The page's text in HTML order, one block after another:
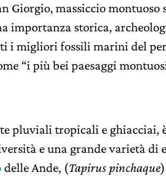
Giorgio, massiccio montuoso
importanza storica,
i migliori fossili marini del
“i più bei paesaggi
pluviali tropicali e ghiacciai,
e una grande varietà di
delle Ande, (Tapirus pinchaque